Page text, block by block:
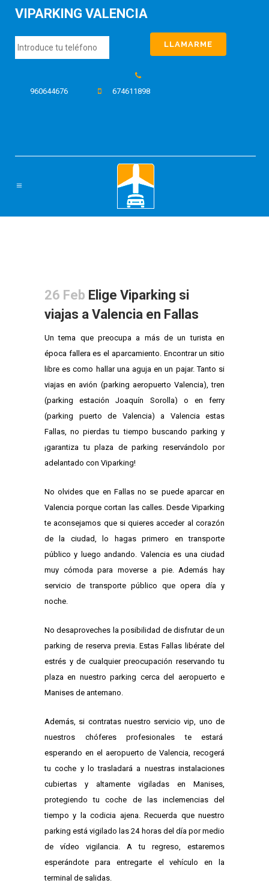
VIPARKING VALENCIA
960644676 674611898
26 Feb Elige Viparking si
viajas a Valencia en Fallas
Un tema que preocupa a más de un turista en
época fallera es el aparcamiento. Encontrar un sitio
libre es como hallar una aguja en un pajar. Tanto si
viajas en avión (parking aeropuerto Valencia), tren
(parking estación Joaquín Sorolla) o en ferry
(parking puerto de Valencia) a Valencia estas
Fallas, no pierdas tu tiempo buscando parking y
¡garantiza tu plaza de parking reservándolo por
adelantado con Viparking!
No olvides que en Fallas no se puede aparcar en
Valencia porque cortan las calles. Desde Viparking
te aconsejamos que si quieres acceder al corazón
de la ciudad, lo hagas primero en transporte
público y luego andando. Valencia es una ciudad
muy cómoda para moverse a pie. Además hay
servicio de transporte público que opera día y
noche.
No desaproveches la posibilidad de disfrutar de un
parking de reserva previa. Estas Fallas libérate del
estrés y de cualquier preocupación reservando tu
plaza en nuestro parking cerca del aeropuerto e
Manises de antemano.
Además, si contratas nuestro servicio vip, uno de
nuestros chóferes profesionales te estará
esperando en el aeropuerto de Valencia, recogerá
tu coche y lo trasladará a nuestras instalaciones
cubiertas y altamente vigiladas en Manises,
protegiendo tu coche de las inclemencias del
tiempo y la codicia ajena. Recuerda que nuestro
parking está vigilado las 24 horas del día por medio
de vídeo vigilancia. A tu regreso, estaremos
esperándote para entregarte el vehículo en la
terminal de salidas.